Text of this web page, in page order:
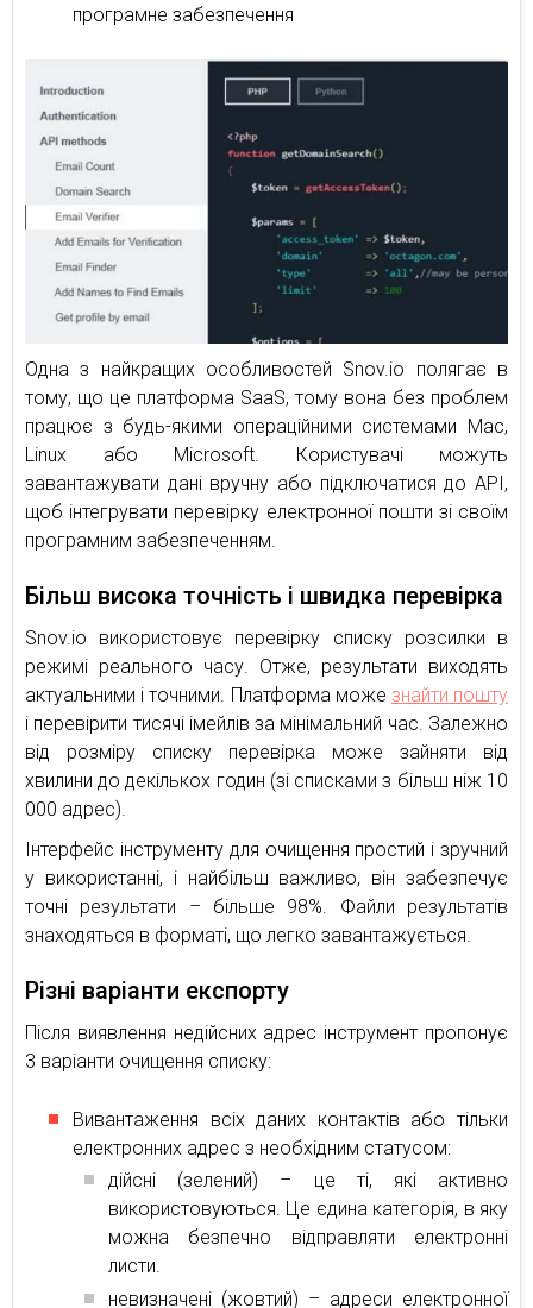
програмне забезпечення
Одна з найкращих особливостей Snov.io полягає в
тому, що це платформа SaaS, тому вона без проблем
працює з будь-якими операційними системами Mac,
Linux або Microsoft. Користувачі можуть
завантажувати дані вручну або підключатися до API,
щоб інтегрувати перевірку електронної пошти зі своїм
програмним забезпеченням.
Більш висока точність і швидка перевірка
Snov.io використовує перевірку списку розсилки в
режимі реального часу. Отже, результати виходять
актуальними і точними. Платформа може знайти пошту
і перевірити тисячі імейлів за мінімальний час. Залежно
від розміру списку перевірка може зайняти від
хвилини до декількох годин (зі списками з більш ніж 10
000 адрес).
Інтерфейс інструменту для очищення простий і зручний
у використанні, і найбільш важливо, він забезпечує
точні результати – більше 98%. Файли результатів
знаходяться в форматі, що легко завантажується.
Різні варіанти експорту
Після виявлення недійсних адрес інструмент пропонує
3 варіанти очищення списку:
Вивантаження всіх даних контактів або тільки
електронних адрес з необхідним статусом:
дійсні (зелений) – це ті, які активно
використовуються. Це єдина категорія, в яку
можна безпечно відправляти електронні
листи.
невизначені (жовтий) – адреси електронної